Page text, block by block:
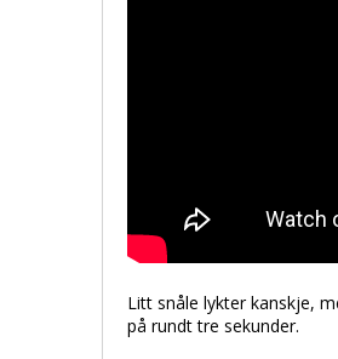
Litt snåle lykter kanskje,
på rundt tre sekunder.